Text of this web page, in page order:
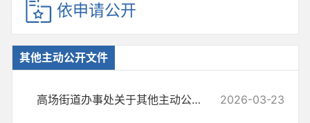
依申请公开
其他主动公开文件
高场街道办事处关于其他主动公开文件的情况说明 2026-03-23